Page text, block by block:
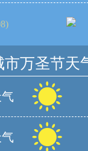
市万圣节天